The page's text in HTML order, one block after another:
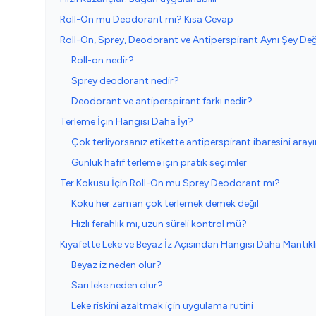
Roll-On mu Deodorant mı? Kısa Cevap
Roll-On, Sprey, Deodorant ve Antiperspirant Aynı Şey
Roll-on nedir?
Sprey deodorant nedir?
Deodorant ve antiperspirant farkı nedir?
Terleme İçin Hangisi Daha İyi?
Çok terliyorsanız etikette antiperspirant ibaresini
Günlük hafif terleme için pratik seçimler
Ter Kokusu İçin Roll-On mu Sprey Deodorant mı?
Koku her zaman çok terlemek demek değil
Hızlı ferahlık mı, uzun süreli kontrol mü?
Kıyafette Leke ve Beyaz İz Açısından Hangisi Daha
Beyaz iz neden olur?
Sarı leke neden olur?
Leke riskini azaltmak için uygulama rutini